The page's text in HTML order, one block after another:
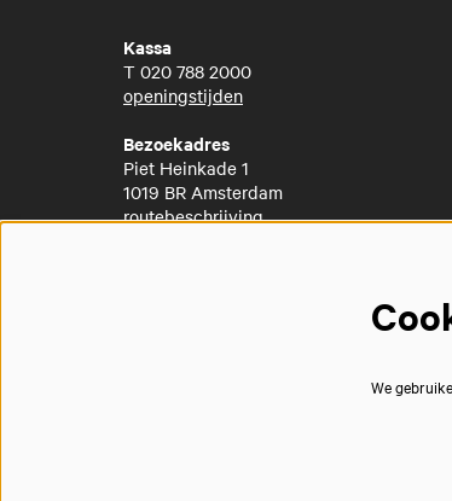
Kassa
T 020 788 2000
openingstijden
Bezoekadres
Piet Heinkade 1
1019 BR Amsterdam
routebeschrijving
We